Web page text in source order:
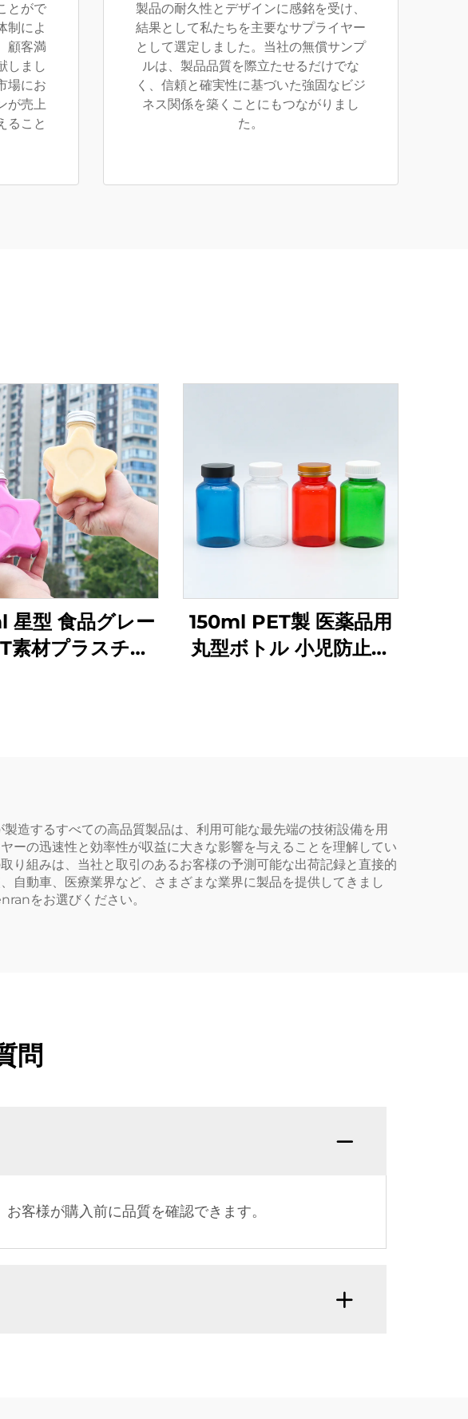
とがで
制によ
顧客満
しまし
場にお
が売上
ること
製品の耐久性とデザインに感銘を受け、
結果として私たちを主要なサプライヤー
として選定しました。当社の無償サンプ
ルは、製品品質を際立たせるだけでな
く、信頼と確実性に基づいた強固なビジ
ネス関係を築くことにもつながりまし
た。
星型 食品グレー
素材プラスチッ
150ml PET製 医薬品用
丸型ボトル 小児防止ス
造するすべての高品質製品は、利用可能な最先端の技術設備を用
ーの迅速性と効率性が収益に大きな影響を与えることを理解してい
り組みは、当社と取引のあるお客様の予測可能な出荷記録と直接的
自動車、医療業界など、さまざまな業界に製品を提供してきまし
をお選びください。
問
客様が購入前に品質を確認できます。